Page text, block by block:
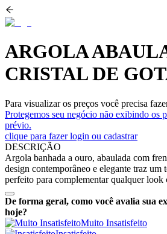
ARGOLA
CRISTAL DE
Para visualizar os preços você precisa
Protegemos seu negócio não exibindo os
prévio.
clique para fazer login ou cadastrar
DESCRIÇÃO
Argola banhada a ouro, abaulada com
design contemporâneo e elegante traz um
perfeito para complementar qualquer look
De forma geral, como você avalia sua
hoje?
Muito Insatisfeito